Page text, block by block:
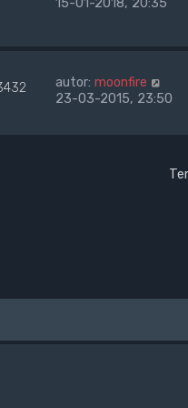
autor: moonfire
23-03-2015, 23:50